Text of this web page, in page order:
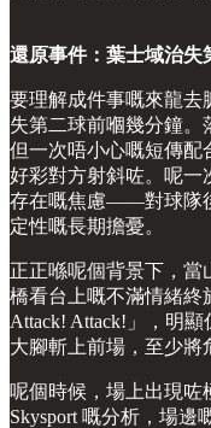
還原事件：葉士域治失
要理解成件事嘅來龍去
失第二球前嗰幾分鐘。
但一次唔小心嘅短傳配
好彩對方射斜咗。呢一
存在嘅焦慮——對球隊
定性嘅長期擔憂。
正正喺呢個背景下，
橋看台上嘅不滿情緒終
Attack! Attack!」，明
大腳斬上前場，至少將
呢個時候，場上出現咗
Skysport 嘅分析，場邊